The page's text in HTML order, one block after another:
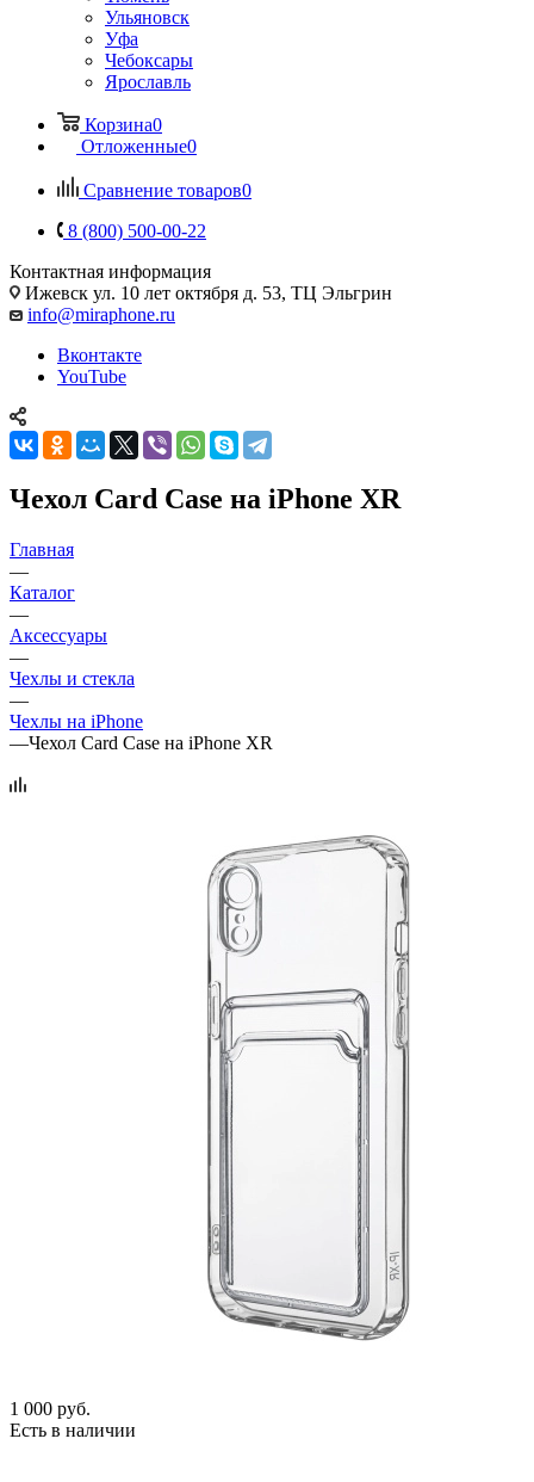
Ульяновск
Уфа
Чебоксары
Ярославль
Корзина0
Отложенные0
Сравнение товаров0
8 (800) 500-00-22
Контактная информация
Ижевск ул. 10 лет октября д. 53, ТЦ Эльгрин
info@miraphone.ru
Вконтакте
YouTube
Чехол Card Case на iPhone XR
Главная
—
Каталог
—
Аксессуары
—
Чехлы и стекла
—
Чехлы на iPhone
—Чехол Card Case на iPhone XR
1 000 руб.
Есть в наличии